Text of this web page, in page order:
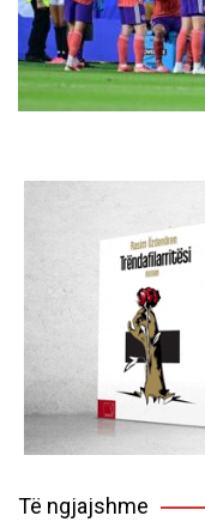
Të ngjajshme